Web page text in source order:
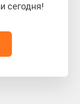
сегодня!